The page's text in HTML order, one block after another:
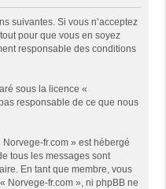
suivantes. Si vous n’acceptez
pour que vous en soyez
responsable des conditions
sous la licence «
responsable de ce que nous
fr.com » est hébergé
tous les messages sont
En tant que membre, vous
Norvege-fr.com », ni phpBB ne